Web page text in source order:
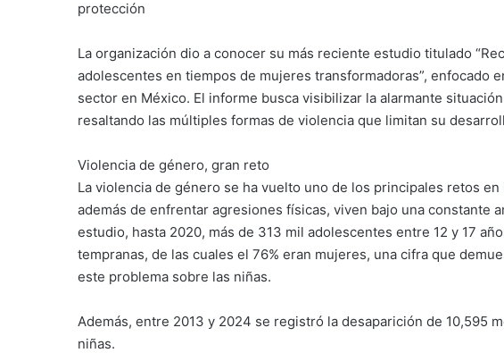
protección
La organización dio a conocer su más reciente estudio titulado
adolescentes en tiempos de mujeres transformadoras”, enfocado
sector en México. El informe busca visibilizar la alarmante
resaltando las múltiples formas de violencia que limitan su
Violencia de género, gran reto
La violencia de género se ha vuelto uno de los principales retos
además de enfrentar agresiones físicas, viven bajo una constante
estudio, hasta 2020, más de 313 mil adolescentes entre 12 y 17
tempranas, de las cuales el 76% eran mujeres, una cifra que
este problema sobre las niñas.
Además, entre 2013 y 2024 se registró la desaparición de 10,595
niñas.